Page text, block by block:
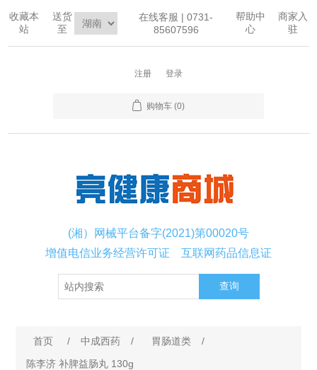
收藏本
站
送货
至
在线客服 | 0731-
85607596
帮助中
心
商家入
驻
注册 登录
购物车 (0)
(湘）网械平台备字(2021)第00020号
增值电信业务经营许可证
互联网药品信息证
首页 / 中成西药 / 胃肠道类
/
陈李济 补脾益肠丸 130g